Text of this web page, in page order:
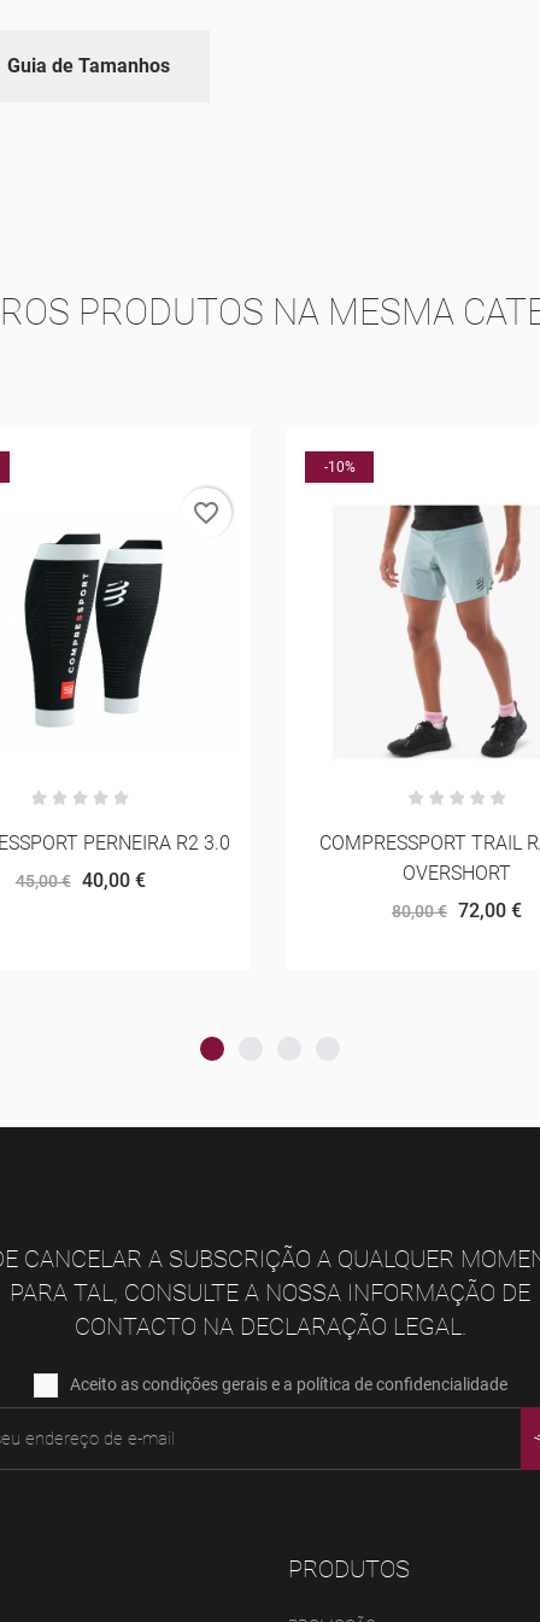
Guia de Tamanhos
PRODUTOS NA MESMA
TRAIL RACING
OVERSHORT
favorite_border
-20%
COMPRESSPORT
TSHIRT M
60,00 € 48,00 €
CANCELAR A SUBSCRIÇÃO A QUALQUER
PARA TAL, CONSULTE A NOSSA INFORMAÇÃO DE
CONTACTO NA DECLARAÇÃO LEGAL.
Aceito as condições gerais e a política de confidencialidade
PRODUTOS